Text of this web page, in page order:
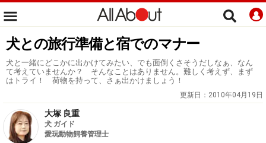
犬との旅行準備と宿でのマナー
犬と一緒にどこかに出かけてみたい、でも面倒くさそうだしなぁ、なん
て考えていませんか？ そんなことはありません。難しく考えず、まず
はトライ！ 荷物を持って、さぁ出かけましょう！
更新日： 2010年04月19日
大塚 良重
犬 ガイド
愛玩動物飼養管理士